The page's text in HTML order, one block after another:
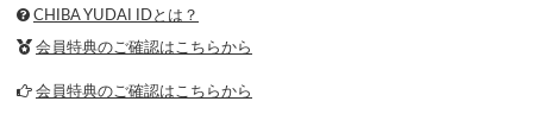
CHIBA YUDAI IDとは？
会員特典のご確認はこちらから
会員特典のご確認はこちらから